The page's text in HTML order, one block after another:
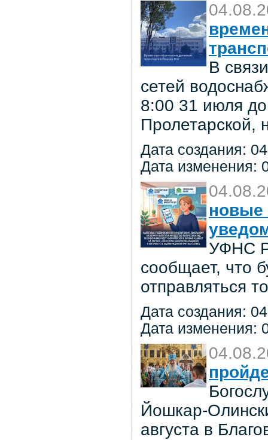
В
сетей
8:00 31 июля
Пролетарской,
Дата создания:
Дата изменения:
новые
УФНС
сообщает, что
отправляться
Дата создания:
Дата изменения:
Йошкар-
августа в